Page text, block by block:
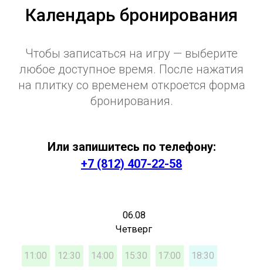
Календарь бронирования
Чтобы записаться на игру — выберите
любое доступное время. После нажатия
на плитку со временем откроется форма
бронирования.
Или запишитесь по телефону:
+7 (812) 407-22-58